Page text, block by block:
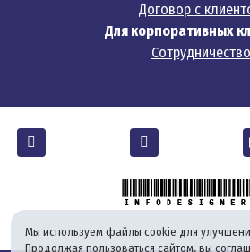
Договор с
Для корпоративных
Сотрудничество
Мы используем файлы cookie для
Продолжая пользоваться сайтом, вы